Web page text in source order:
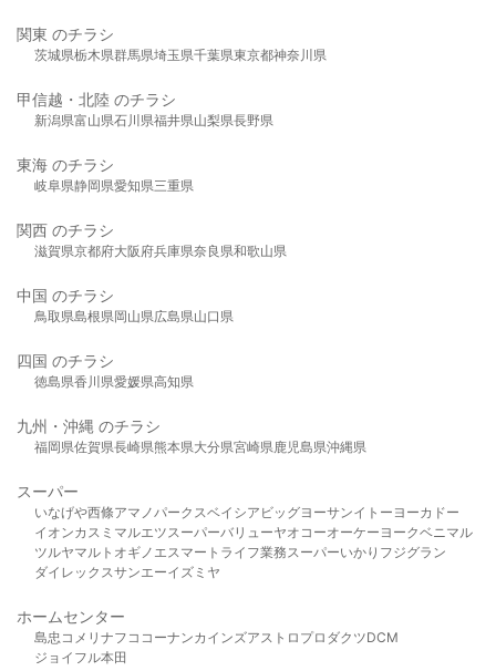
関東 のチラシ
茨城県栃木県群馬県埼玉県千葉県東京都神奈川県
甲信越・北陸 のチラシ
新潟県富山県石川県福井県山梨県長野県
東海 のチラシ
岐阜県静岡県愛知県三重県
関西 のチラシ
滋賀県京都府大阪府兵庫県奈良県和歌山県
中国 のチラシ
鳥取県島根県岡山県広島県山口県
四国 のチラシ
徳島県香川県愛媛県高知県
九州・沖縄 のチラシ
福岡県佐賀県長崎県熊本県大分県宮崎県鹿児島県沖縄県
スーパー
いなげや西條アマノパークスベイシア ビッグヨーサンイトーヨーカドー
イオンカスミ マルエツスーパーバリューヤオコーオーケー ヨークベニマル
ツルヤマルト オギノ エスマート ライフ業務スーパーいかり フジグラン
ダイレックスサンエーイズミヤ
ホームセンター
島忠 コメリ ナフコ コーナンカインズアストロプロダクツDCM
ジョイフル本田